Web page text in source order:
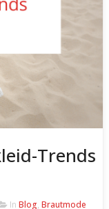
Trends
In Blog, Brautmode